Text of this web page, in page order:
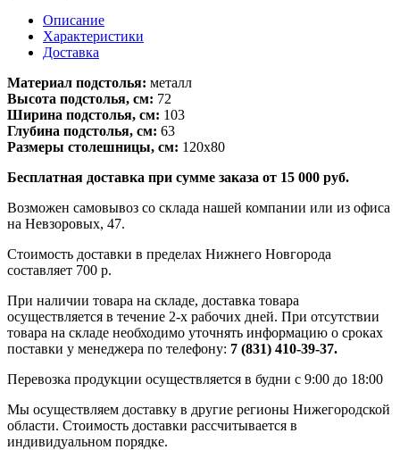
Описание
Характеристики
Доставка
Материал подстолья: металл
Высота подстолья, см: 72
Ширина подстолья, см: 103
Глубина подстолья, см: 63
Размеры столешницы, см: 120х80
Бесплатная доставка при сумме заказа от 15 000 руб.
Возможен самовывоз со склада нашей компании или из офиса
на Невзоровых, 47.
Стоимость доставки в пределах Нижнего Новгорода
составляет 700 р.
При наличии товара на складе, доставка товара
осуществляется в течение 2-х рабочих дней. При отсутствии
товара на складе необходимо уточнять информацию о сроках
поставки у менеджера по телефону: 7 (831) 410-39-37.
Перевозка продукции осуществляется в будни с 9:00 до 18:00
Мы осуществляем доставку в другие регионы Нижегородской
области. Стоимость доставки рассчитывается в
индивидуальном порядке.